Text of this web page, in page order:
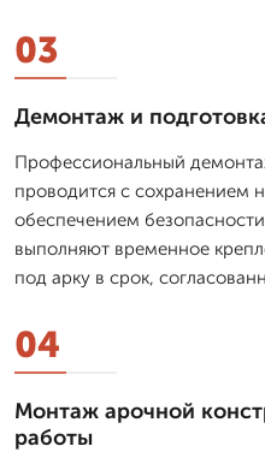
03
Демонтаж и
Профессиональный
проводится с сохранением
обеспечением
выполняют временное
под арку в срок,
04
Монтаж арочной
работы